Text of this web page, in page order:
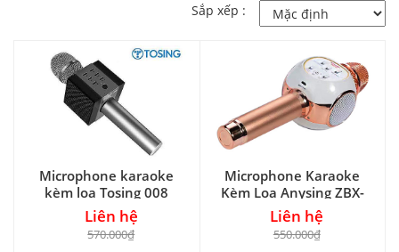
Sắp xếp :
Microphone karaoke
kèm loa Tosing 008
Liên hệ
570.000₫
Microphone Karaoke
Kèm Loa Anysing ZBX-
69
Liên hệ
550.000₫